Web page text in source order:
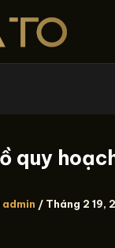
quy
admin / Tháng 2 19,